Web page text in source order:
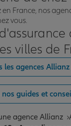
en France, nos
vous.
villes de
les agences
nos guides et
agence Allianz